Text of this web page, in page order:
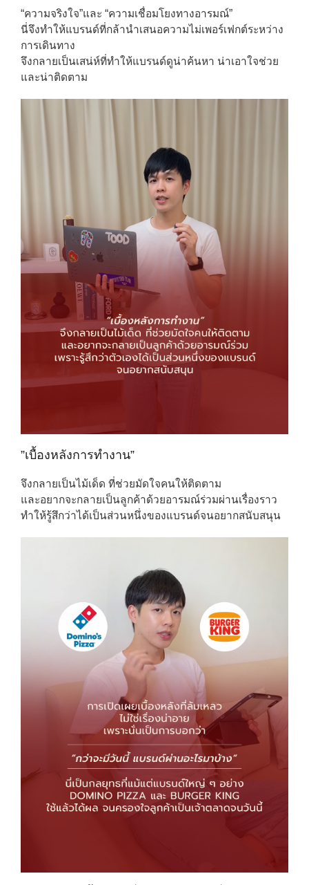
“ความจริงใจ”และ “ความเชื่อมโยงทางอารมณ์”
นี่จึงทำให้แบรนด์ที่กล้านำเสนอความไม่เพอร์เฟกต์ระหว่าง
การเดินทาง
จึงกลายเป็นเสน่ห์ที่ทำให้แบรนด์ดูน่าค้นหา น่าเอาใจช่วย
และน่าติดตาม
”เบื้องหลังการทำงาน”
จึงกลายเป็นไม้เด็ด ที่ช่วยมัดใจคนให้ติดตาม
และอยากจะกลายเป็นลูกค้าด้วยอารมณ์ร่วมผ่านเรื่องราว
ทำให้รู้สึกว่าได้เป็นส่วนหนึ่งของแบรนด์จนอยากสนับสนุน